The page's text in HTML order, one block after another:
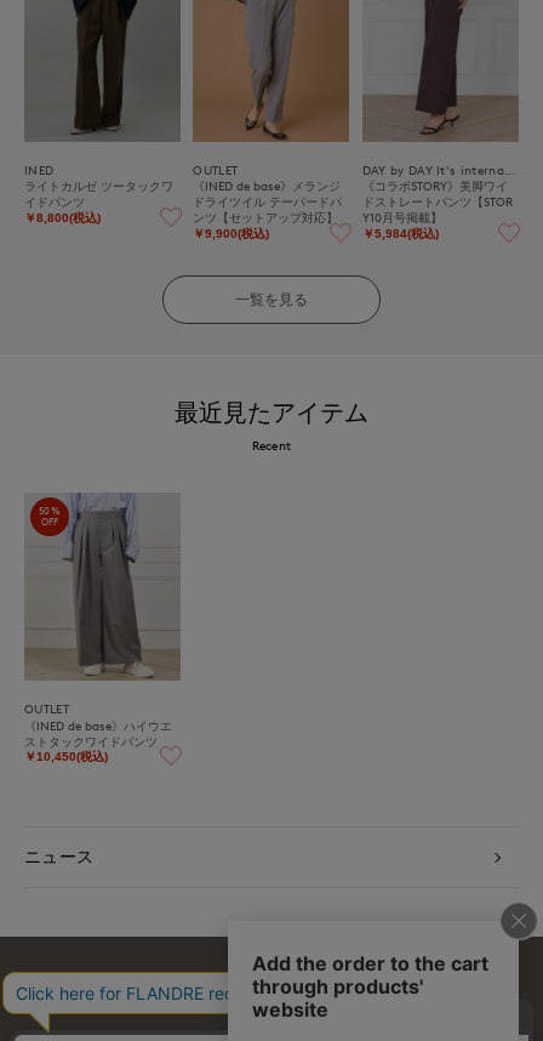
INED
ライトカルゼ ツータックワ
イドパンツ
￥8,800(税込)
OUTLET
《INED de base》メランジ
ドライツイル テーパードパ
ンツ【セットアップ対応】
￥9,900(税込)
《コラボSTORY》美脚ワイ
ドストレートパンツ【STOR
Y10月号掲載】
￥5,984(税込)
一覧を見る
最近見たアイテム
Recent
50%
OFF
OUTLET
《INED de base》ハイウエ
ストタックワイドパンツ
￥10,450(税込)
ニュース